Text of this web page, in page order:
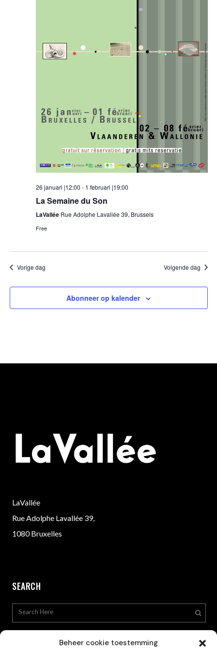
Beheer cookie toestemming
26 januari |12:00 - 1 februari |19:00
La Semaine du Son
LaVallée Rue Adolphe Lavallée 39, Brussels
Free
Vorige dag Volgende dag
Abonneer op kalender
LaVallée
Rue Adolphe Lavallée 39,
1080 Bruxelles
SEARCH